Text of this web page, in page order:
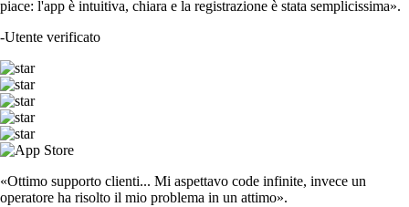
piace: l'app è intuitiva, chiara e la registrazione è stata semplicissima».
-Utente verificato
«Ottimo supporto clienti... Mi aspettavo code infinite, invece un
operatore ha risolto il mio problema in un attimo».